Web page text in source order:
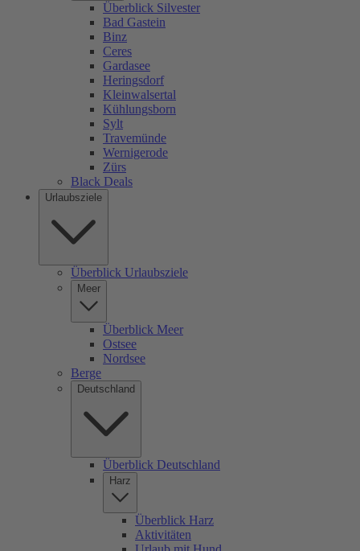
Überblick Silvester
Bad Gastein
Binz
Ceres
Gardasee
Heringsdorf
Kleinwalsertal
Kühlungsborn
Sylt
Travemünde
Wernigerode
Zürs
Black Deals
Urlaubsziele
Überblick Urlaubsziele
Meer
Überblick Meer
Ostsee
Nordsee
Berge
Deutschland
Überblick Deutschland
Harz
Überblick Harz
Aktivitäten